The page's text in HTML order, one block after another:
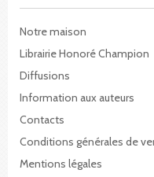
Notre maison
Librairie Honoré Champion
Diffusions
Information aux auteurs
Contacts
Conditions générales de
Mentions légales